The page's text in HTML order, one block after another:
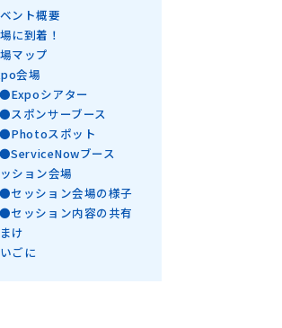
ント概要
に到着！
マップ
会場
●Expoシアター
●スポンサーブース
●Photoスポット
●ServiceNowブース
ション会場
●セッション会場の様子
●セッション内容の共有
け
ごに